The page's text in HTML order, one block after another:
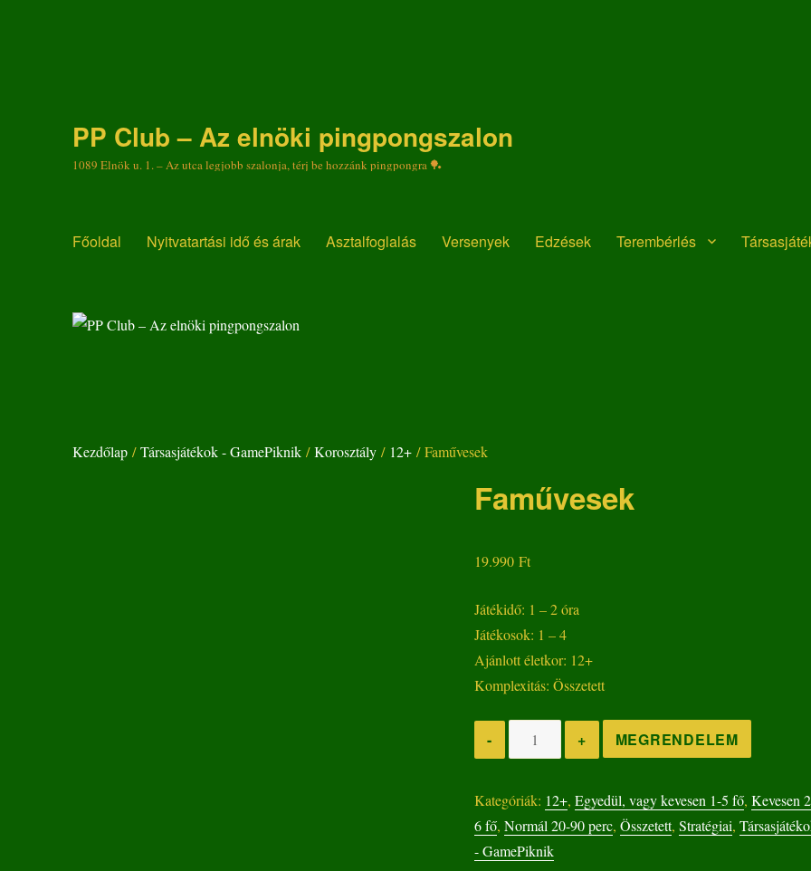
PP Club – Az elnöki pingpongszalon
1089 Elnök u. 1. – Az utca legjobb szalonja, térj be hozzánk pingpongra 🏓
Főoldal Nyitvatartási idő és árak Asztalfoglalás Versenyek Edzések Terembérlés
Kezdőlap /Társasjátékok - GamePiknik /Korosztály / 12+ / Faművesek
Faművesek
19.990Ft
Játékidő: 1 – 2 óra
Játékosok: 1 – 4
Ajánlott életkor: 12+
Komplexitás: Összetett
-
Faművesek
mennyiség
+ MEGRENDELEM
Kategóriák: 12+,Egyedül, vagy kevesen 1-5 fő,Kevesen
6 fő,Normál 20-90 perc,Összetett,Stratégiai,
- GamePiknik